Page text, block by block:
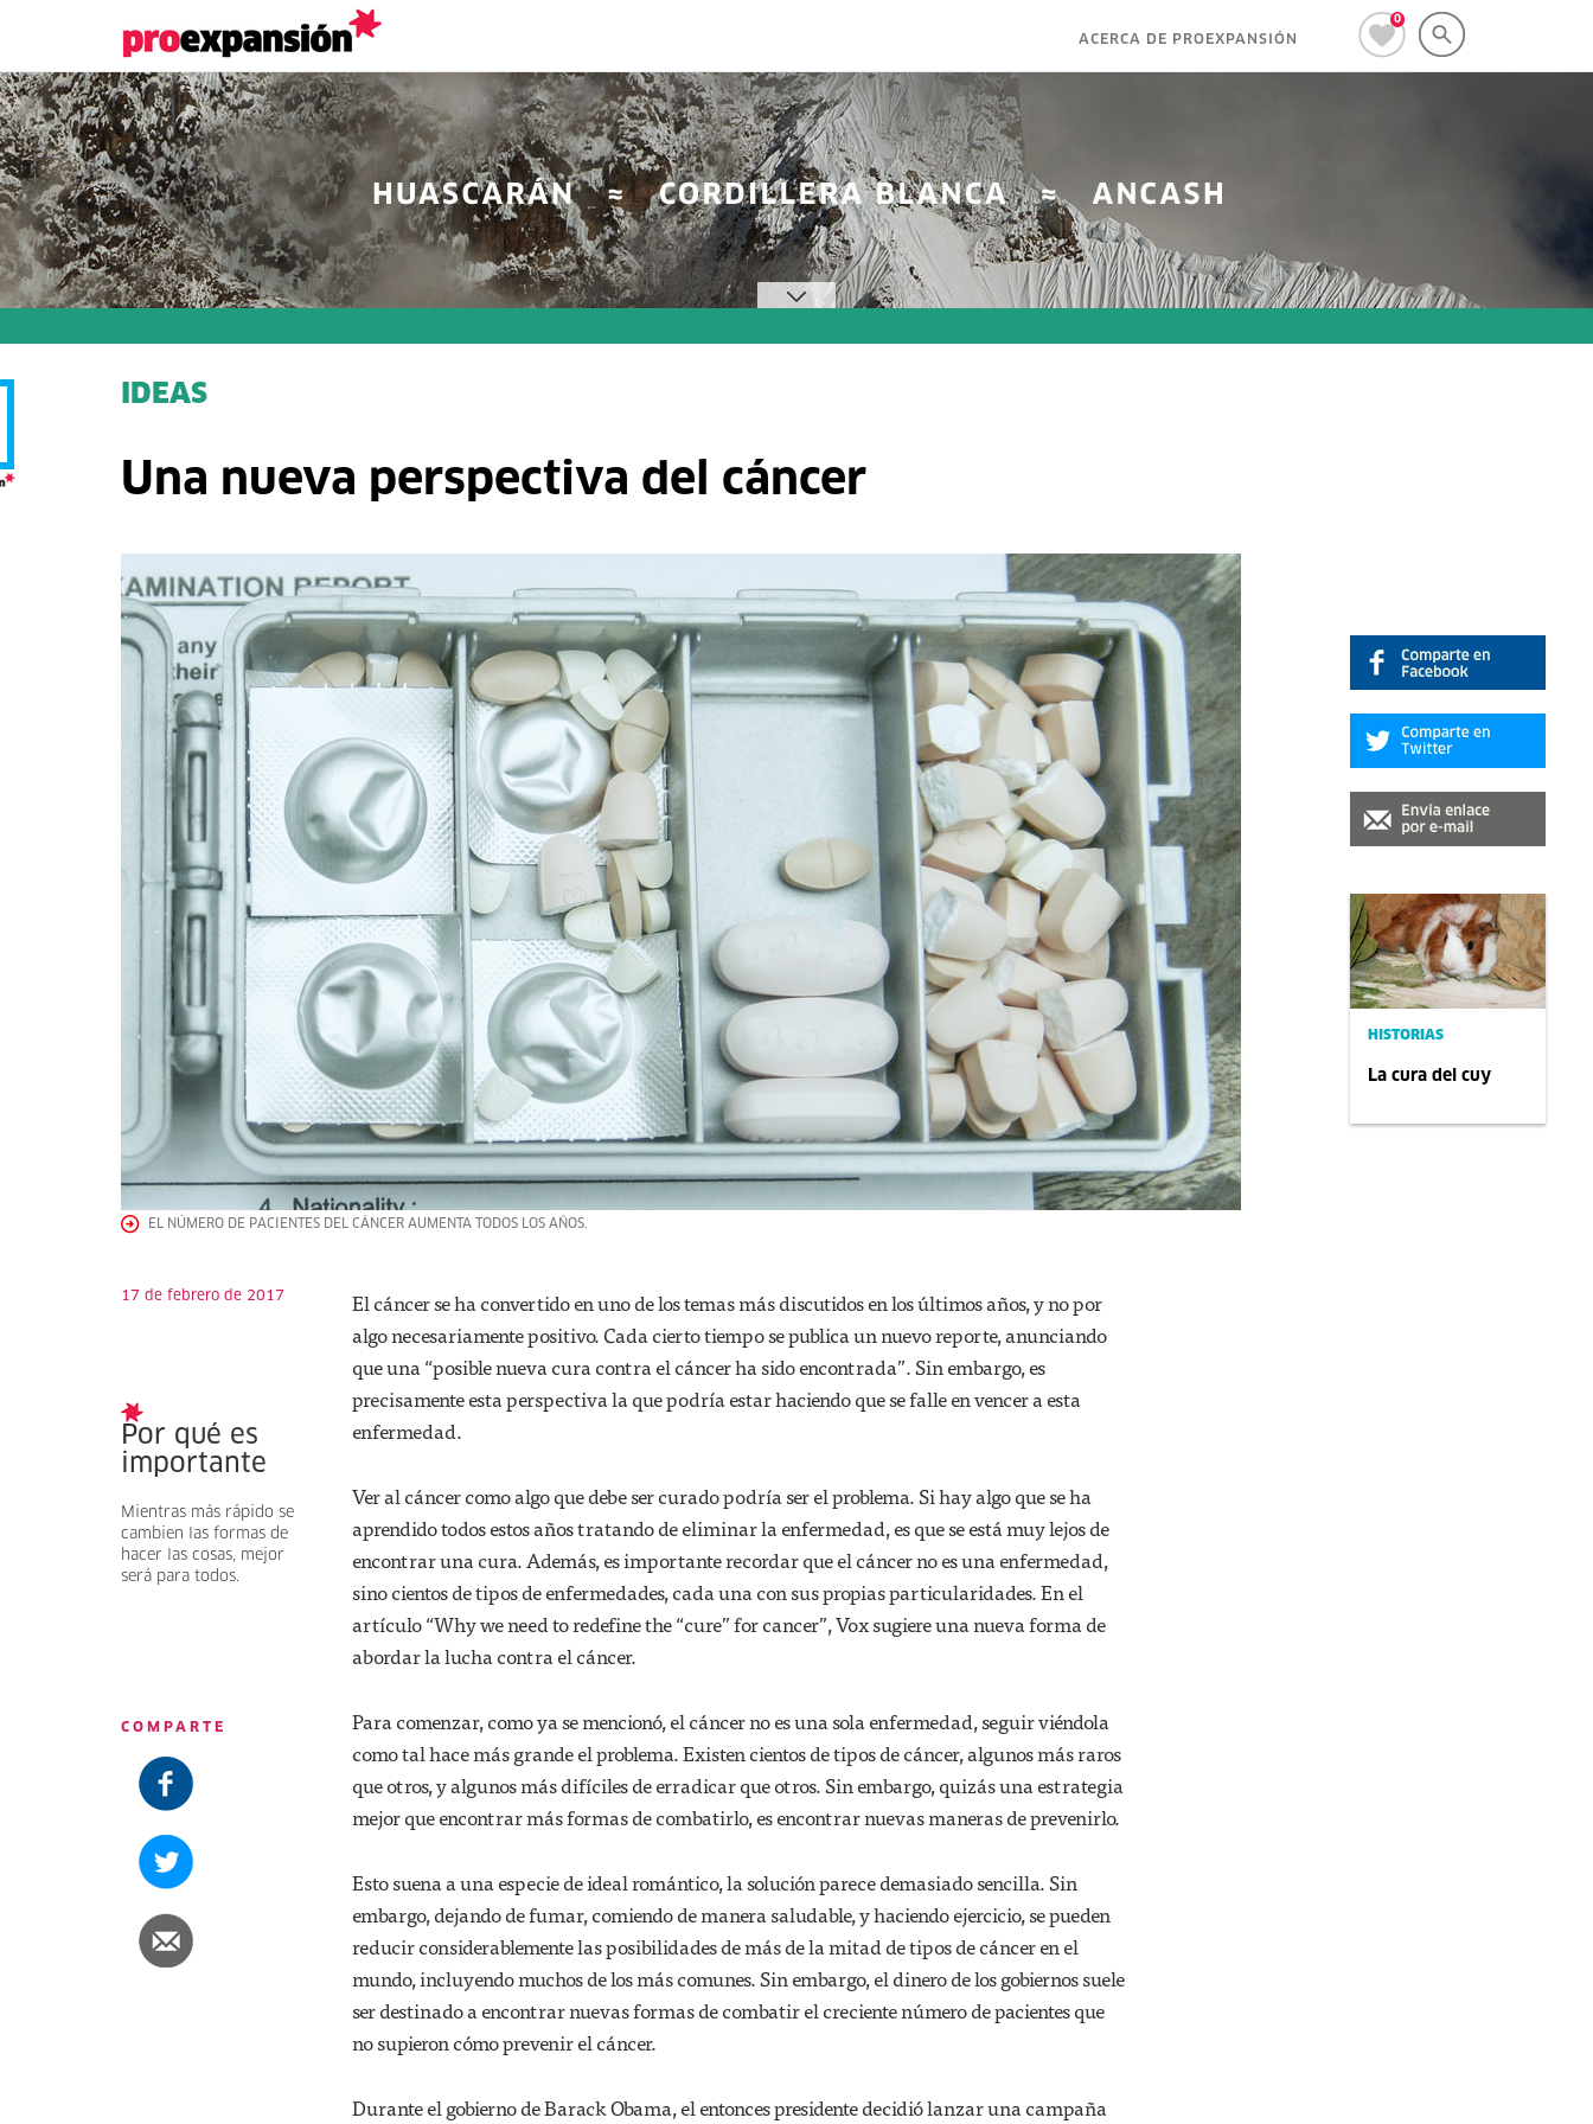
0
ACERCA DE PROEXPANSIÓN
HISTORIAS
La cura del cuy
IDEAS
Una nueva perspectiva del cáncer
EL NÚMERO DE PACIENTES DEL CÁNCER AUMENTA TODOS LOS AÑOS.
17 de febrero de 2017
Por qué es
importante
Mientras más rápido se
cambien las formas de
hacer las cosas, mejor
será para todos.
COMPARTE
El cáncer se ha convertido en uno de los temas más discutidos en los últimos años, y no por
algo necesariamente positivo. Cada cierto tiempo se publica un nuevo reporte, anunciando
que una “posible nueva cura contra el cáncer ha sido encontrada”. Sin embargo, es
precisamente esta perspectiva la que podría estar haciendo que se falle en vencer a esta
enfermedad.
Ver al cáncer como algo que debe ser curado podría ser el problema. Si hay algo que se ha
aprendido todos estos años tratando de eliminar la enfermedad, es que se está muy lejos de
encontrar una cura. Además, es importante recordar que el cáncer no es una enfermedad,
sino cientos de tipos de enfermedades, cada una con sus propias particularidades. En el
artículo “Why we need to redefine the “cure” for cancer”, Vox sugiere una nueva forma de
abordar la lucha contra el cáncer.
Para comenzar, como ya se mencionó, el cáncer no es una sola enfermedad, seguir viéndola
como tal hace más grande el problema. Existen cientos de tipos de cáncer, algunos más raros
que otros, y algunos más difíciles de erradicar que otros. Sin embargo, quizás una estrategia
mejor que encontrar más formas de combatirlo, es encontrar nuevas maneras de prevenirlo.
Esto suena a una especie de ideal romántico, la solución parece demasiado sencilla. Sin
embargo, dejando de fumar, comiendo de manera saludable, y haciendo ejercicio, se pueden
reducir considerablemente las posibilidades de más de la mitad de tipos de cáncer en el
mundo, incluyendo muchos de los más comunes. Sin embargo, el dinero de los gobiernos suele
ser destinado a encontrar nuevas formas de combatir el creciente número de pacientes que
no supieron cómo prevenir el cáncer.
Durante el gobierno de Barack Obama, el entonces presidente decidió lanzar una campaña